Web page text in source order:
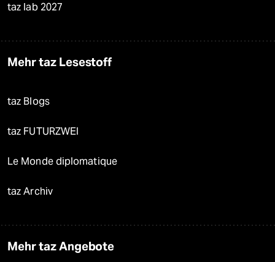
taz lab 2027
Mehr taz Lesestoff
taz Blogs
taz FUTURZWEI
Le Monde diplomatique
taz Archiv
Mehr taz Angebote